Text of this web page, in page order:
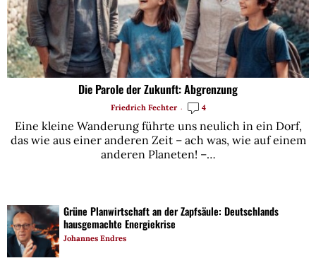
Die Parole der Zukunft: Abgrenzung
Friedrich Fechter 4
Eine kleine Wanderung führte uns neulich in ein Dorf,
das wie aus einer anderen Zeit – ach was, wie auf einem
anderen Planeten! –…
Grüne Planwirtschaft an der Zapfsäule: Deutschlands
hausgemachte Energiekrise
Johannes Endres